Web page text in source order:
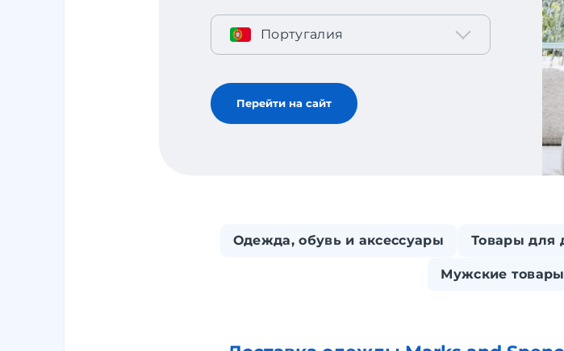
Португалия
Перейти на сайт
Одежда, обувь и аксессуары Товары для
Мужские товары